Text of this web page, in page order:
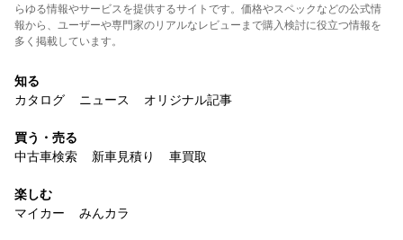
らゆる情報やサービスを提供するサイトです。価格やスペックなどの公式情
報から、ユーザーや専門家のリアルなレビューまで購入検討に役立つ情報を
多く掲載しています。
知る
カタログ
ニュース オリジナル記事
買う・売る
中古車検索
新車見積り 車買取
楽しむ
マイカー
みんカラ